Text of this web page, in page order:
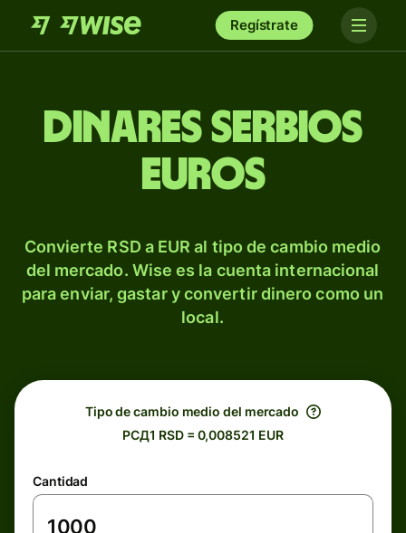
Regístrate
Dinares serbios
euros
Convierte RSD a EUR al tipo de cambio medio
del mercado. Wise es la cuenta internacional
para enviar, gastar y convertir dinero como un
local.
Tipo de cambio medio del mercado
РСД1 RSD = 0,008521 EUR
Cantidad